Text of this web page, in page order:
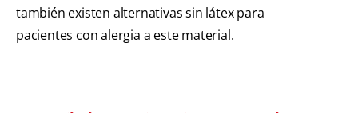
también existen alternativas sin látex para
pacientes con alergia a este material.